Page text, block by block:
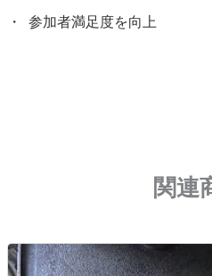
参加者満足度を向上
関連